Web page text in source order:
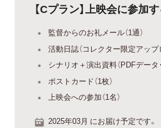
【Cプラン】上映会に参加
監督からのお礼メール（1通）
活動日誌（コレクター限定アップ
シナリオ＋演出資料（PDFデータ
ポストカード（1枚）
上映会への参加（1名）
2025年03月 にお届け予定です。